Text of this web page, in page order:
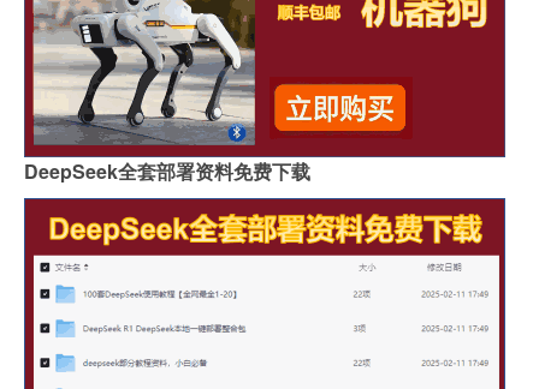
DeepSeek全套部署资料免费下载